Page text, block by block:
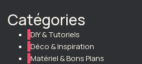
Catégories
DIY & Tutoriels
Déco & Inspiration
Matériel & Bons Plans